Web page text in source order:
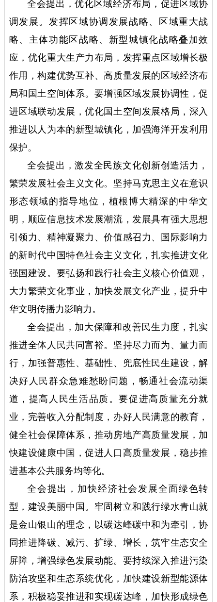
全会提出，优化区域经济布局，促进区域协
调发展。发挥区域协调发展战略、区域重大战
略、主体功能区战略、新型城镇化战略叠加效
应，优化重大生产力布局，发挥重点区域增长极
作用，构建优势互补、高质量发展的区域经济布
局和国土空间体系。要增强区域发展协调性，促
进区域联动发展，优化国土空间发展格局，深入
推进以人为本的新型城镇化，加强海洋开发利用
保护。
全会提出，激发全民族文化创新创造活力，
繁荣发展社会主义文化。坚持马克思主义在意识
形态领域的指导地位，植根博大精深的中华文
明，顺应信息技术发展潮流，发展具有强大思想
引领力、精神凝聚力、价值感召力、国际影响力
的新时代中国特色社会主义文化，扎实推进文化
强国建设。要弘扬和践行社会主义核心价值观，
大力繁荣文化事业，加快发展文化产业，提升中
华文明传播力影响力。
全会提出，加大保障和改善民生力度，扎实
推进全体人民共同富裕。坚持尽力而为、量力而
行，加强普惠性、基础性、兜底性民生建设，解
决好人民群众急难愁盼问题，畅通社会流动渠
道，提高人民生活品质。要促进高质量充分就
业，完善收入分配制度，办好人民满意的教育，
健全社会保障体系，推动房地产高质量发展，加
快建设健康中国，促进人口高质量发展，稳步推
进基本公共服务均等化。
全会提出，加快经济社会发展全面绿色转
型，建设美丽中国。牢固树立和践行绿水青山就
是金山银山的理念，以碳达峰碳中和为牵引，协
同推进降碳、减污、扩绿、增长，筑牢生态安全
屏障，增强绿色发展动能。要持续深入推进污染
防治攻坚和生态系统优化，加快建设新型能源体
系，积极稳妥推进和实现碳达峰，加快形成绿色